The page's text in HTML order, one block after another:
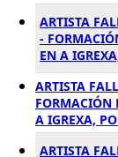
ARTISTA
-
EN A
ARTISTA
FORMACIÓN
A IGREXA,
ARTISTA